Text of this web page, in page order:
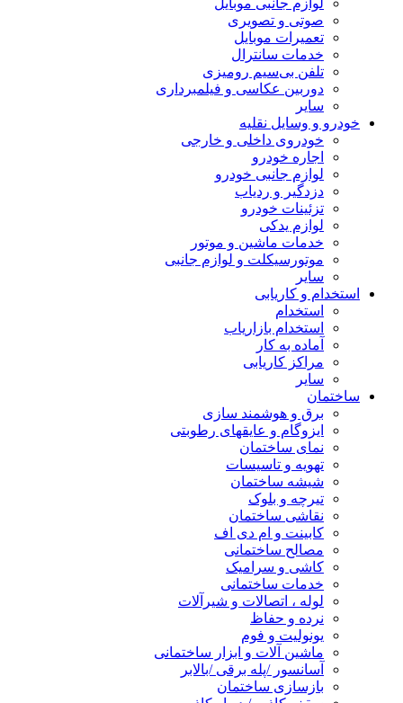
لوازم جانبی موبایل
صوتی و تصویری
تعمیرات موبایل
خدمات سانترال
تلفن بی‌سیم رومیزی
دوربین عکاسی و فیلمبرداری
سایر
خودرو و وسایل نقلیه
خودروی داخلی و خارجی
اجاره خودرو
لوازم جانبی خودرو
دزدگیر و ردیاب
تزئینات خودرو
لوازم یدکی
خدمات ماشین و موتور
موتورسیکلت و لوازم جانبی
سایر
استخدام و کاریابی
استخدام
استخدام بازاریاب
آماده به کار
مراکز کاریابی
سایر
ساختمان
برق و هوشمند سازی
ایزوگام و عایقهای رطوبتی
نمای ساختمان
تهویه و تاسیسات
شیشه ساختمان
تیرچه و بلوک
نقاشی ساختمان
کابینت و ام دی اف
مصالح ساختمانی
کاشی و سرامیک
خدمات ساختمانی
لوله ، اتصالات و شیرآلات
نرده و حفاظ
یونولیت و فوم
ماشین آلات و ابزار ساختمانی
آسانسور /پله برقی /بالابر
بازسازی ساختمان